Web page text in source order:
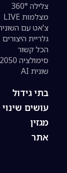
צלילה 360°
מצלמות LIVE
צ'אט עם
גלריית היצורים
הכל קשור
סימולציה 2050
שונית AI
בתי גידול
עושים שינוי
מגזין
אתר